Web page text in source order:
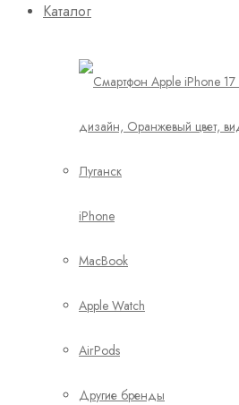
Каталог
iPhone
MacBook
Apple Watch
AirPods
Другие бренды